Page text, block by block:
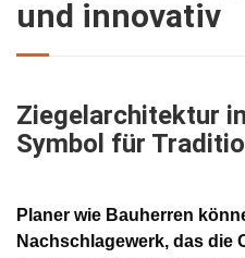
und innovativ
Ziegelarchitektur
Symbol für
Planer wie Bauherren
Nachschlagewerk, das die